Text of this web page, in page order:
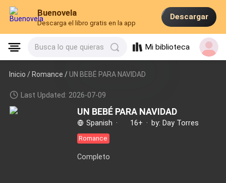
Buenovela
Descarga el libro gratis en la app
Descargar
Busca lo que quieras Mi biblioteca
Inicio /Romance / UN BEBÉ PARA NAVIDAD
Last Updated: 2026-07-09
UN BEBÉ PARA NAVIDAD
Spanish · 16+ · by: Day Torres
Romance
Completo